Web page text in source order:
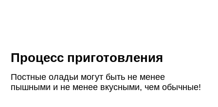
Процесс приготовления
Постные оладьи могут быть не менее
пышными и не менее вкусными, чем обычные!